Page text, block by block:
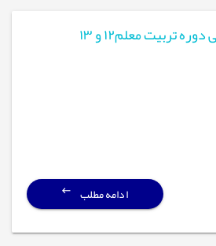
تربیت معلم۱۲ و ۱۳
ادامه مطلب